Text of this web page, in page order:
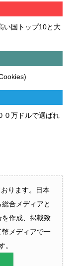
い国トップ10と大
０万ドルで選ばれ
ります。日本
合メディアと
を作成、掲載致
幣メディアで一
。